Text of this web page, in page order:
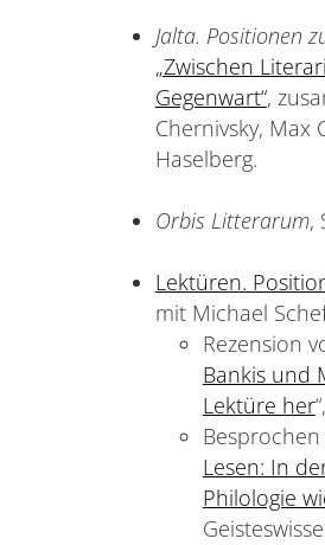
Jalta. Positionen
„Zwischen
Gegenwart“,
Chernivsky, Max
Haselberg.
Orbis Litterarum,
Lektüren.
mit Michael
Rezension
Bankis und
Lektüre her
Lesen: In
Philologie